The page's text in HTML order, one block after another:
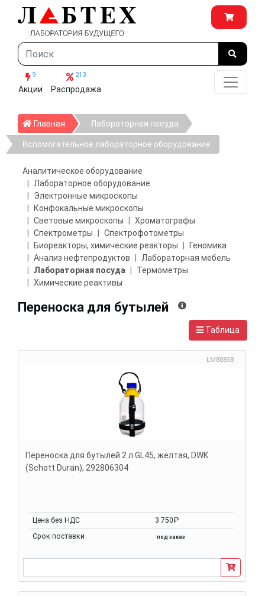
9
Акции
213
Распродажа
Главная ГлавнаяЛабораторная посуда
Вспомогательное лабораторное оборудование
Аналитическое оборудование
Лабораторное оборудование
Электронные микроскопы
Конфокальные микроскопы
Световые микроскопы
Хроматографы
Спектрометры
Спектрофотометры
Биореакторы, химические реакторы
Геномика
Анализ нефтепродуктов
Лабораторная мебель
Лабораторная посуда
Термометры
Химические реактивы
Переноска для бутылей
Таблица
LM80858
Переноска для бутылей 2 л GL45, желтая, DWK
(Schott Duran), 292806304
Цена без НДС
3 750₽
Срок поставки
под заказ